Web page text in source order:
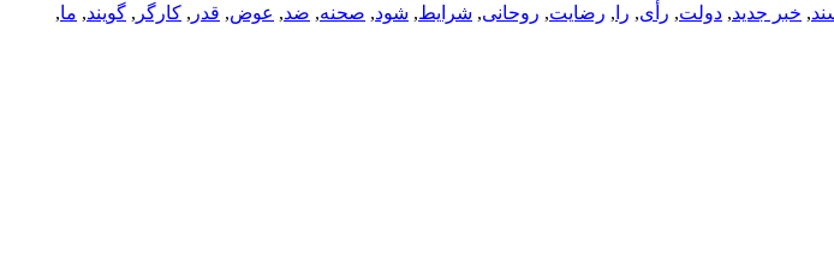
, خبر جدید, دولت, رأی, را , رضایت, روحانی, شرایط, شود, صحنه, ضد, عوض, قدر , کارگر , گویند, ما,